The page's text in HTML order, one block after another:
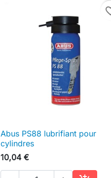
 Aperçu rapide
Abus PS88 lubrifiant pour
cylindres
10,04 €